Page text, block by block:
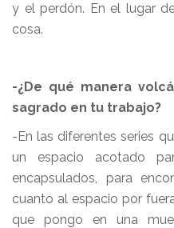
y el perdón. En el lugar
cosa.
-¿De qué manera
sagrado en tu trabajo?
-En las diferentes series
un espacio acotado
encapsulados, para
cuanto al espacio por
que pongo en una